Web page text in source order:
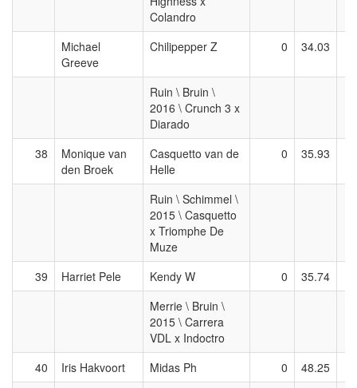
Colandro
Michael
Greeve
Chilipepper Z 0 34.03
Ruin \ Bruin \
2016 \ Crunch 3 x
Diarado
38
Monique van
den Broek
Casquetto van de
Helle
0 35.93
Ruin \ Schimmel \
2015 \ Casquetto
x Triomphe De
Muze
39
Harriet Pele Kendy W 0
35.74
Merrie \ Bruin \
2015 \ Carrera
VDL x Indoctro
40
Iris Hakvoort Midas Ph 0
48.25